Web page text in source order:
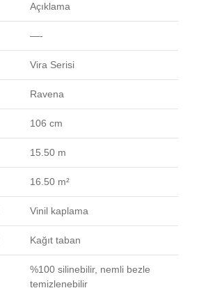
Açıklama
—-
Vira Serisi
Ravena
106 cm
15.50 m
16.50 m²
Vinil kaplama
Kağıt taban
%100 silinebilir, nemli bezle
temizlenebilir